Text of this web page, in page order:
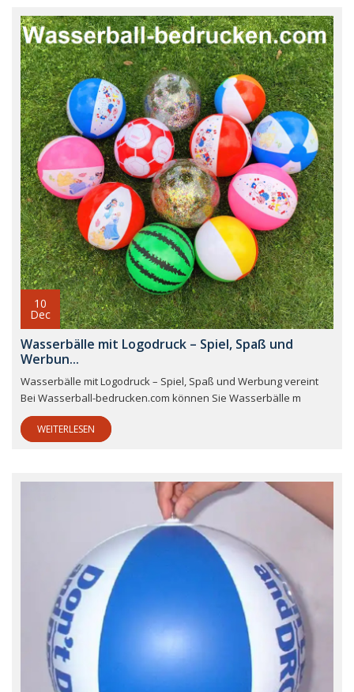
10
Dec
Wasserbälle mit Logodruck – Spiel, Spaß und
Werbun...
Wasserbälle mit Logodruck – Spiel, Spaß und Werbung vereint
Bei Wasserball-bedrucken.com können Sie Wasserbälle m
WEITERLESEN